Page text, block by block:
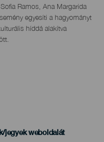
Ramos, Ana Margarida
egyesíti a hagyományt
híddá alakítva
jegyek weboldalát